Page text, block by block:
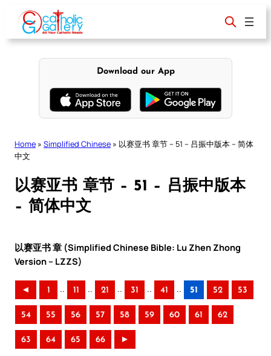
content
Download our App
Home » Simplified Chinese » 以赛亚书 章节 – 51 – 吕振中版本 – 简体
中文
以赛亚书 章节 – 51 – 吕振中版本
– 简体中文
以赛亚书 章 (Simplified Chinese Bible: Lu Zhen Zhong
Version – LZZS)
◄ 1 .. 11 .. 21 .. 31 .. 41 .. 51 52 53
54 55 56 57 58 59 60 61 62
63 64 65 66 ►